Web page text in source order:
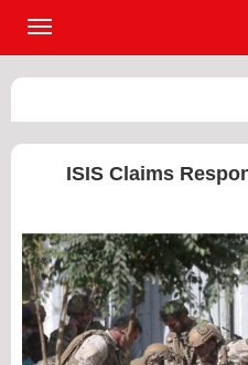
ISIS Claims